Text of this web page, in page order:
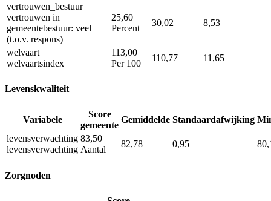
vertrouwen_bestuur
vertrouwen in
gemeentebestuur: veel
(t.o.v. respons)
25,60
Percent
30,02 8,53
welvaart
welvaartsindex
113,00
Per 100
110,77 11,65
Levenskwaliteit
Variabele
Score
gemeente
Gemiddelde Standaardafwijking
levensverwachting
levensverwachting
83,50
Aantal
82,78 0,95
Zorgnoden